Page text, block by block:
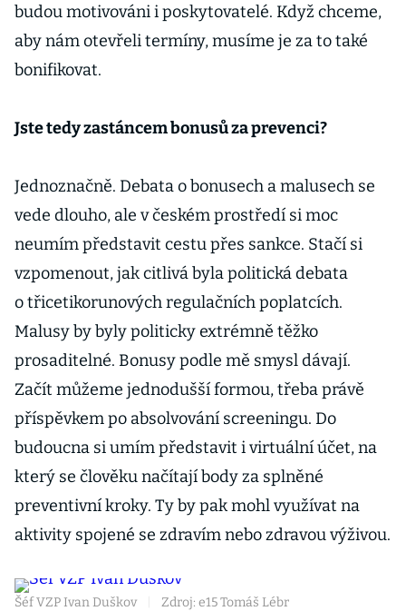
budou motivováni i poskytovatelé. Když chceme,
aby nám otevřeli termíny, musíme je za to také
bonifikovat.
Jste tedy zastáncem bonusů za prevenci?
Jednoznačně. Debata o bonusech a malusech se
vede dlouho, ale v českém prostředí si moc
neumím představit cestu přes sankce. Stačí si
vzpomenout, jak citlivá byla politická debata
o třicetikorunových regulačních poplatcích.
Malusy by byly politicky extrémně těžko
prosaditelné. Bonusy podle mě smysl dávají.
Začít můžeme jednodušší formou, třeba právě
příspěvkem po absolvování screeningu. Do
budoucna si umím představit i virtuální účet, na
který se člověku načítají body za splněné
preventivní kroky. Ty by pak mohl využívat na
aktivity spojené se zdravím nebo zdravou výživou.
Šéf VZP Ivan Duškov Zdroj: e15 Tomáš Lébr